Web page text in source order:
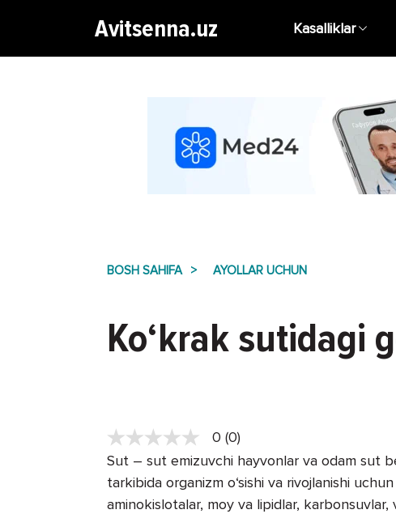
Avitsenna.uz Kasalliklar
BOSH SAHIFA AYOLLAR UCHUN
Ko‘krak sutidagi
0 (0)
Sut – sut emizuvchi hayvonlar va odam sut
tarkibida organizm o‘sishi va rivojlanishi
aminokislotalar, moy va lipidlar,